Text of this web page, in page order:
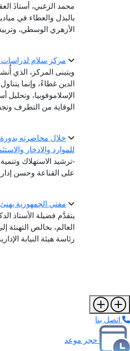
محمد الزغبي، أستاذَ
بالبذل والعطاء في
الأزهري الوسطي،
مركز سلام لدراسات
الدين غطاءً، وإنما
الإسلاموفوبيا، وتحليل
الوقاية من التطرف
خلال محاضرته بدورة
للموارد والادخار
-ترشيد الاستهلاك
على القناعة وحسن
مفتي الجمهورية
يتقدَّم فضيلة الأستاذ
العالم، بخالص
رئاسة هيئة النيابة
اتصل بنا
حجز موعد